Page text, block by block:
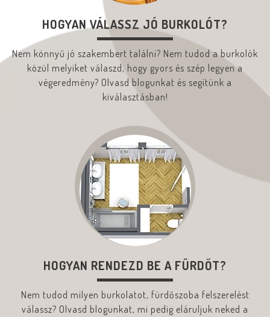
HOGYAN VÁLASSZ JÓ BURKOLÓT?
Nem könnyű jó szakembert találni? Nem tudod a burkolók
közül melyiket válaszd, hogy gyors és szép legyen a
végeredmény? Olvasd blogunkat és segítünk a
kiválasztásban!
HOGYAN RENDEZD BE A FÜRDŐT?
Nem tudod milyen burkolatot, fürdőszoba felszerelést
válassz? Olvasd blogunkat, mi pedig eláruljuk neked a